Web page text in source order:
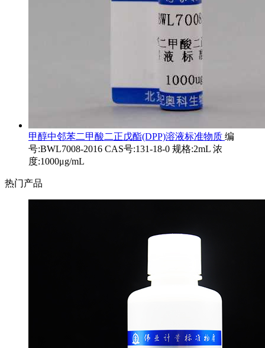
甲醇中邻苯二甲酸二正戊酯(DPP)溶液标准物质 编
号:BWL7008-2016 CAS号:131-18-0 规格:2mL 浓
度:1000μg/mL
热门产品